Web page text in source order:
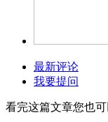
最新评论
我要提问
看完这篇文章您也